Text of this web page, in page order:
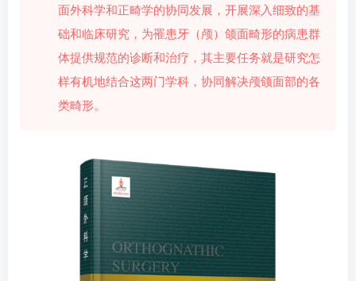
面外科学和正畸学的协同发展，开展深入细致的基
础和临床研究，为罹患牙（颅）颌面畸形的病患群
体提供规范的诊断和治疗，其主要任务就是研究怎
样有机地结合这两门学科，协同解决颅颌面部的各
类畸形。